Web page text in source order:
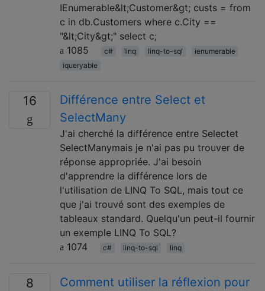
IEnumerable&lt;Customer&gt; custs = from
c in db.Customers where c.City ==
"&lt;City&gt;" select c;
1085
c# linq linq-to-sql
ienumerable
iqueryable
16
Différence entre Select et
SelectMany
J'ai cherché la différence entre Selectet
SelectManymais je n'ai pas pu trouver de
réponse appropriée. J'ai besoin
d'apprendre la différence lors de
l'utilisation de LINQ To SQL, mais tout ce
que j'ai trouvé sont des exemples de
tableaux standard. Quelqu'un peut-il fournir
un exemple LINQ To SQL?
1074
c# linq-to-sql linq
8
Comment utiliser la réflexion pour